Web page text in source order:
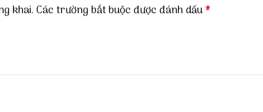
khai. Các trường bắt buộc được đánh dấu*